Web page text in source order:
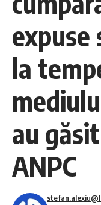
expuse
la
au
ANPC